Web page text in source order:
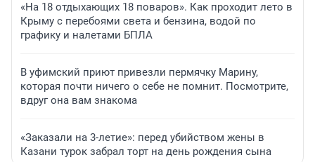
«На 18 отдыхающих 18 поваров». Как проходит лето в
Крыму с перебоями света и бензина, водой по
графику и налетами БПЛА
В уфимский приют привезли пермячку Марину,
которая почти ничего о себе не помнит. Посмотрите,
вдруг она вам знакома
«Заказали на 3-летие»: перед убийством жены в
Казани турок забрал торт на день рождения сына